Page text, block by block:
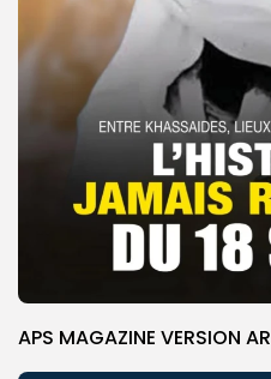
APS MAGAZINE VERSION AR